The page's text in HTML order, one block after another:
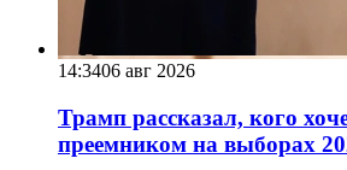
14:3406 авг 2026
Трамп рассказал, кого
преемником на выборах